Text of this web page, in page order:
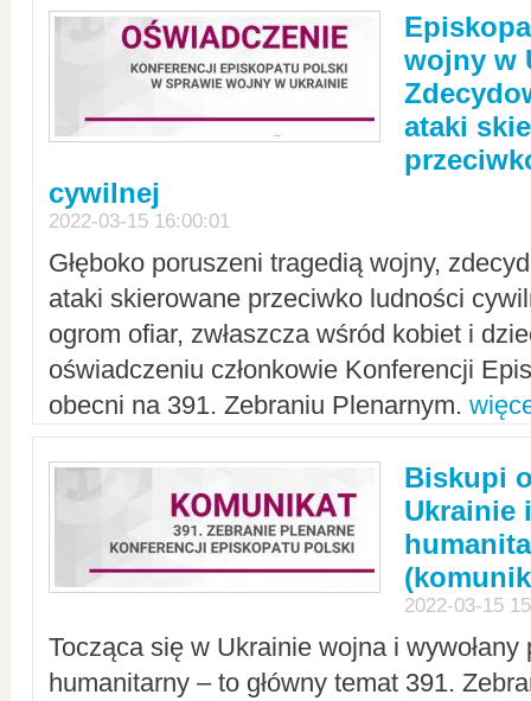
wojny w
ataki
cywilnej
2022-03-15 16:00:01
Głęboko poruszeni tragedią wojny,
ataki skierowane przeciwko ludności
ogrom ofiar, zwłaszcza wśród kobiet i
oświadczeniu członkowie Konferencji
obecni na 391. Zebraniu Plenarnym.
Biskupi
Ukrainie
2022-03-15
Tocząca się w Ukrainie wojna i
humanitarny – to główny temat 391.